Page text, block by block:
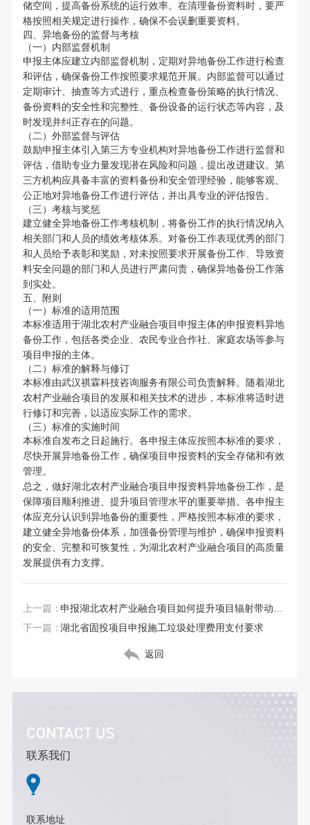
储空间，提高备份系统的运行效率。在清理备份资料时，要严
格按照相关规定进行操作，确保不会误删重要资料。
四、异地备份的监督与考核
（一）内部监督机制
申报主体应建立内部监督机制，定期对异地备份工作进行检查
和评估，确保备份工作按照要求规范开展。内部监督可以通过
定期审计、抽查等方式进行，重点检查备份策略的执行情况、
备份资料的安全性和完整性、备份设备的运行状态等内容，及
时发现并纠正存在的问题。
（二）外部监督与评估
鼓励申报主体引入第三方专业机构对异地备份工作进行监督和
评估，借助专业力量发现潜在风险和问题，提出改进建议。第
三方机构应具备丰富的资料备份和安全管理经验，能够客观、
公正地对异地备份工作进行评估，并出具专业的评估报告。
（三）考核与奖惩
建立健全异地备份工作考核机制，将备份工作的执行情况纳入
相关部门和人员的绩效考核体系。对备份工作表现优秀的部门
和人员给予表彰和奖励，对未按照要求开展备份工作、导致资
料安全问题的部门和人员进行严肃问责，确保异地备份工作落
到实处。
五、附则
（一）标准的适用范围
本标准适用于湖北农村产业融合项目申报主体的申报资料异地
备份工作，包括各类企业、农民专业合作社、家庭农场等参与
项目申报的主体。
（二）标准的解释与修订
本标准由武汉祺霖科技咨询服务有限公司负责解释。随着湖北
农村产业融合项目的发展和相关技术的进步，本标准将适时进
行修订和完善，以适应实际工作的需求。
（三）标准的实施时间
本标准自发布之日起施行。各申报主体应按照本标准的要求，
尽快开展异地备份工作，确保项目申报资料的安全存储和有效
管理。
总之，做好湖北农村产业融合项目申报资料异地备份工作，是
保障项目顺利推进、提升项目管理水平的重要举措。各申报主
体应充分认识到异地备份的重要性，严格按照本标准的要求，
建立健全异地备份体系，加强备份管理与维护，确保申报资料
的安全、完整和可恢复性，为湖北农村产业融合项目的高质量
发展提供有力支撑。
上一篇：
申报湖北农村产业融合项目如何提升项目辐射带动范围
下一篇：湖北省固投项目申报施工垃圾处理费用支付要求
返回
CONTACT US
联系我们
联系地址